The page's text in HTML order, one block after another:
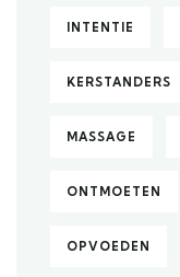
INTENTIE
KERSTANDERS
MASSAGE
ONTMOETEN
OPVOEDEN